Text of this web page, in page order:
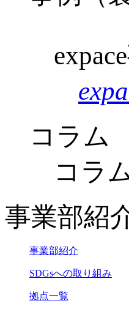
コラム
コラ
事業部紹
事業部紹介
SDGsへの取り組み
拠点一覧